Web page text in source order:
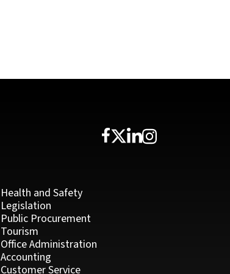
Health and Safety
Legislation
Public Procurement
Tourism
Office Administration
Accounting
Customer Service